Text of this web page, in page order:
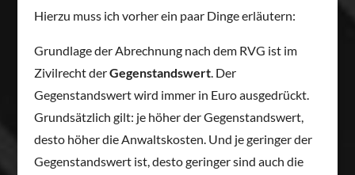
Hierzu muss ich vorher ein paar Dinge erläutern:
Grundlage der Abrechnung nach dem RVG ist im
Zivilrecht derGegenstandswert. Der
Gegenstandswert wird immer in Euro ausgedrückt.
Grundsätzlich gilt: je höher der Gegenstandswert,
desto höher die Anwaltskosten. Und je geringer der
Gegenstandswert ist, desto geringer sind auch die